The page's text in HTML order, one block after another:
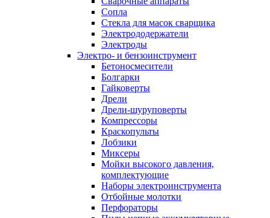
Сопла
Стекла для масок сварщика
Электрододержатели
Электроды
Электро- и бензоинструмент
Бетоносмесители
Болгарки
Гайковерты
Дрели
Дрели-шуруповерты
Компрессоры
Краскопульты
Лобзики
Миксеры
Мойки высокого давления,
комплектующие
Наборы электроинструмента
Отбойные молотки
Перфораторы